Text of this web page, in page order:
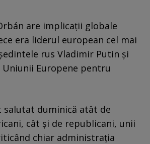
are implicații globale
era liderul european cel mai
rus Vladimir Putin și
Europene pentru
salutat duminică atât de
cât și de republicani, unii
chiar administrația